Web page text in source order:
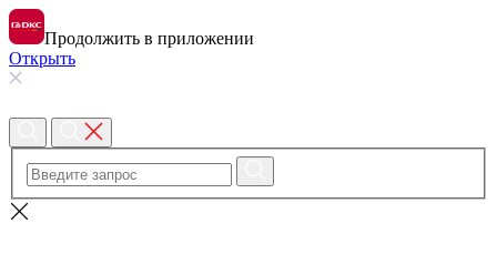
Продолжить в приложении
Открыть